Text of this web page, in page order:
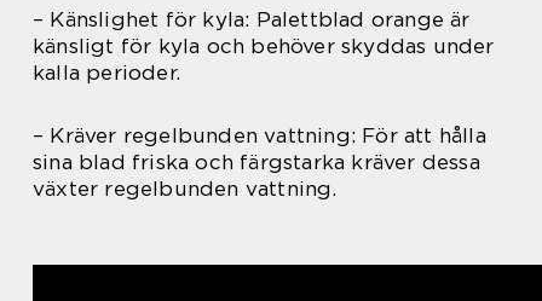
– Känslighet för kyla: Palettblad orange är
känsligt för kyla och behöver skyddas under
kalla perioder.
– Kräver regelbunden vattning: För att hålla
sina blad friska och färgstarka kräver dessa
växter regelbunden vattning.